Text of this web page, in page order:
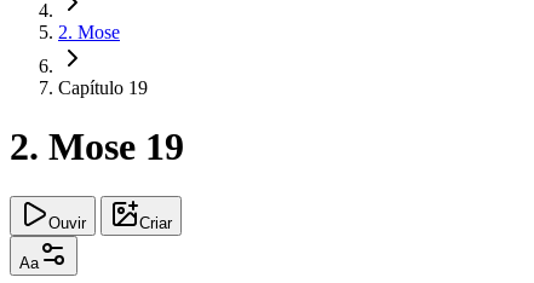
2. Mose
Capítulo 19
2. Mose 19
Ouvir Criar
Aa